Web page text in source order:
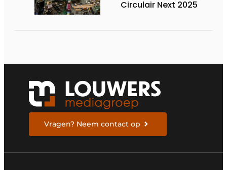
Circulair Next 2025
Vragen? Neem contact op